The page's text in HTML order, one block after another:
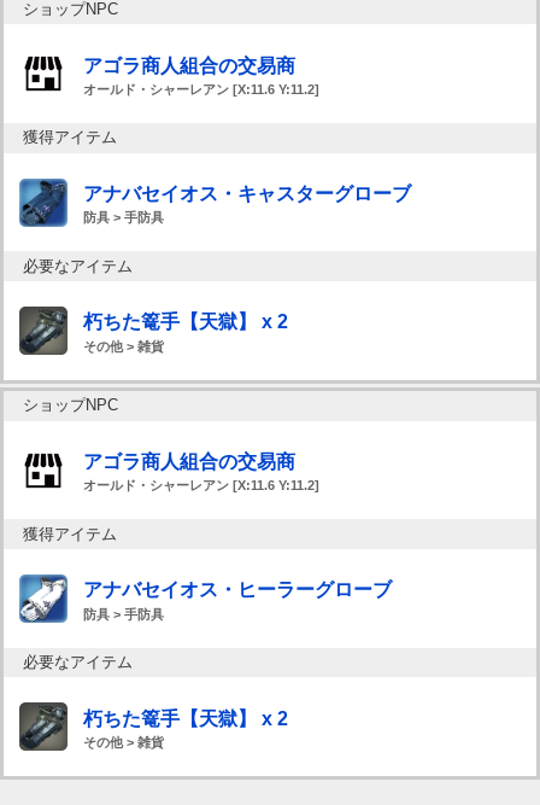
ショップNPC
アゴラ商人組合の交易商
オールド・シャーレアン [X:11.6 Y:11.2]
獲得アイテム
アナバセイオス・キャスターグローブ
防具 > 手防具
必要なアイテム
朽ちた篭手【天獄】 x 2
その他 > 雑貨
ショップNPC
アゴラ商人組合の交易商
オールド・シャーレアン [X:11.6 Y:11.2]
獲得アイテム
アナバセイオス・ヒーラーグローブ
防具 > 手防具
必要なアイテム
朽ちた篭手【天獄】 x 2
その他 > 雑貨